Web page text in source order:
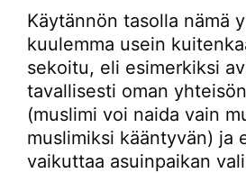
Käytännön tasolla nämä
kuulemma usein
sekoitu, eli esimerkiksi
tavallisesti oman
(muslimi voi naida vain
muslimiksi kääntyvän) ja
vaikuttaa asuinpaikan